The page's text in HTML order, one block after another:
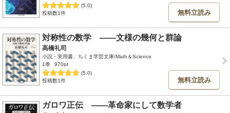
(5.0)
投稿数1件
無料立読み
対称性の数学 ――文様の幾何と群論
高橋礼司
小説・実用書、ちくま学芸文庫/Math＆Science
1巻
970pt
(5.0)
投稿数1件
無料立読み
ガロワ正伝 ――革命家にして数学者